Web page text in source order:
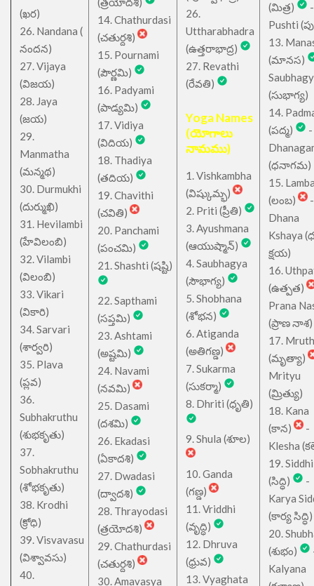
(ఖర)
26. Nandana (
నందన)
27. Vijaya
(విజయ)
28. Jaya
(జయ)
29.
Manmatha
(మన్మథ)
30. Durmukhi
(దుర్ముఖి)
31. Hevilambi
(హేవిలంబి)
32. Vilambi
(విలంబి)
33. Vikari
(వికారి)
34. Sarvari
(శార్వరి)
35. Plava
(ప్లవ)
36.
Subhakruthu
(శుభకృతు)
37.
Sobhakruthu
(శోభకృతు)
38. Krodhi
(క్రోధి)
39. Visvavasu
(విశ్వావసు)
40.
14. Chathurdasi
(చతుర్దశి)
15. Pournami
(పౌర్ణమి)
16. Padyami
(పాడ్యమి)
17. Vidiya
(విదియ)
18. Thadiya
(తదియ)
19. Chavithi
(చవితి)
20. Panchami
(పంచమి)
21. Shashti (షష్టి)
22. Sapthami
(సప్తమి)
23. Ashtami
(అష్టమి)
24. Navami
(నవమి)
25. Dasami
(దశమి)
26. Ekadasi
(ఏకాదశి)
27. Dwadasi
(ద్వాదశి)
28. Thrayodasi
(త్రయోదశి)
29. Chathurdasi
(చతుర్దశి)
30. Amavasya
26.
Uttharabhadra
(ఉత్తరాభాద్ర)
27. Revathi
(రేవతి)
Yoga Names
(యోగాలు
నామము)
1. Vishkambha
(విష్కుమ్భ)
2. Priti (ప్రీతి)
3. Ayushmana
(ఆయుష్మాన్)
4. Saubhagya
(సౌభాగ్య)
5. Shobhana
(శోభన)
6. Atiganda
(అతిగణ్డ)
7. Sukarma
(సుకర్మా)
8. Dhriti (ధృతి)
9. Shula (శూల)
10. Ganda
(గణ్డ)
11. Vriddhi
(వృద్ధి)
12. Dhruva
(ధ్రువ)
13. Vyaghata
(మిత్ర)
-
Pushti
13.
(మానస)
(సుభాగ్య)
14.
(పద్మ)
-
(ధనాగమ)
15.
(లంబ)
-
Dhana
Kshaya
క్షయ)
16.
(ఉత్పత)
Prana
(ప్రాణ నాశ)
17.
(మృత్యా)
Mrityu
(మ్రిత్యు)
18. Kana
(కాన)
-
Klesha
19. Siddhi
(సిద్ధి)
-
Karya
(కార్య సిద్ధి)
20.
(శుభం)
Kalyana